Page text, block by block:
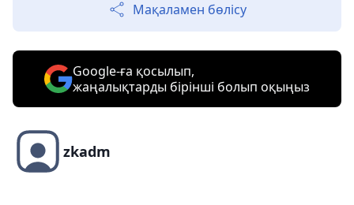
Мақаламен бөлісу
Google-ға қосылып,
жаңалықтарды бірінші болып оқыңыз
zkadm